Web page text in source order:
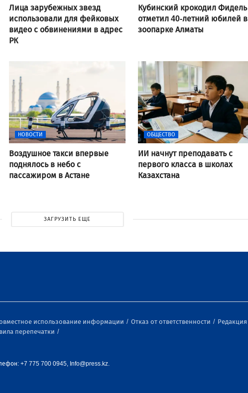
Лица зарубежных звезд
использовали для фейковых
видео с обвинениями в адрес
РК
Кубинский крокодил Фидель
отметил 40-летний юбилей в
зоопарке Алматы
НОВОСТИ
Воздушное такси впервые
поднялось в небо с
пассажиром в Астане
ОБЩЕСТВО
ИИ начнут преподавать с
первого класса в школах
Казахстана
ЗАГРУЗИТЬ ЕЩЕ
использование информации Отказ от ответственности Редакция
перепечатки
+7 775 700 0945, Info@press.kz.